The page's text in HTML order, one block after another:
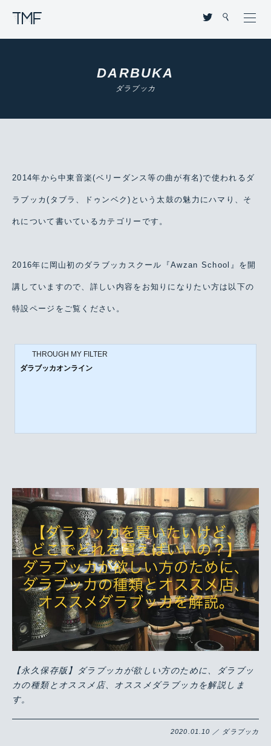
DARBUKA
ダラブッカ
2014年から中東音楽(ベリーダンス等の曲が有名)で使われるダ
ラブッカ(タブラ、ドゥンベク)という太鼓の魅力にハマり、そ
れについて書いているカテゴリーです。
2016年に岡山初のダラブッカスクール『Awzan School』を開
講していますので、詳しい内容をお知りになりたい方は以下の
特設ページをご覧ください。
THROUGH MY FILTER
ダラブッカオンライン
【永久保存版】ダラブッカが欲しい方のために、ダラブッ
カの種類とオススメ店、オススメダラブッカを解説しま
す。
2020.01.10 ／ ダラブッカ